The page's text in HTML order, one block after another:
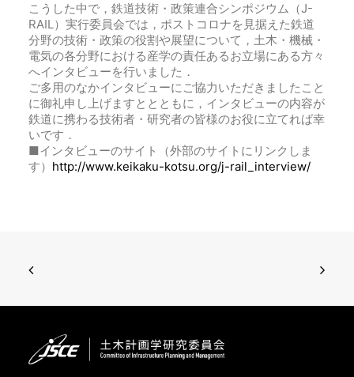
こうした中で，鉄道技術・政策連合シンポジウム（J-
RAIL）実行委員会では，ポストコロナを見据えた鉄道
分野の技術・政策の役割や展望について，土木・機械・
電気の各分野における産学の責任あるお立場にある方々
へインタビューを行いました．
ご多用のなかインタビューにご協力いただきましたこと
に御礼申し上げますととともに，インタビューの内容が
鉄道に携わる技術者・研究者の皆様のお役に立てれば幸
いです．
■インタビューのサイト（外部のサイトにリンクしま
す） http://www.keikaku-kotsu.org/j-rail_interview/